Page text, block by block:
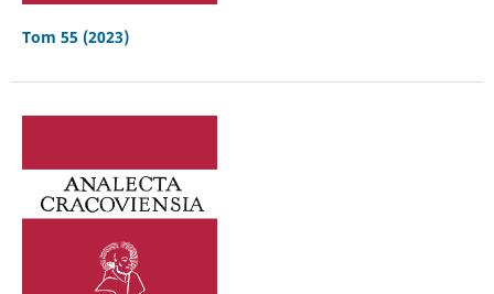
Tom 55 (2023)